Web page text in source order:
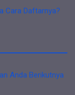
Cara Daftarnya?
Anda Berikutnya